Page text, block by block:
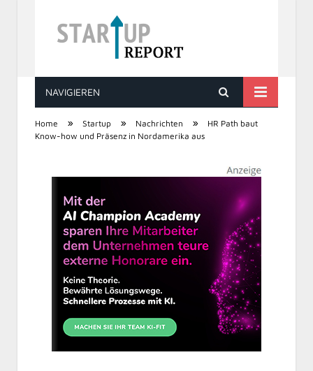
STARTUP REPORT
NAVIGIEREN
Home » Startup » Nachrichten »
HR Path baut
Know-how und Präsenz in Nordamerika aus